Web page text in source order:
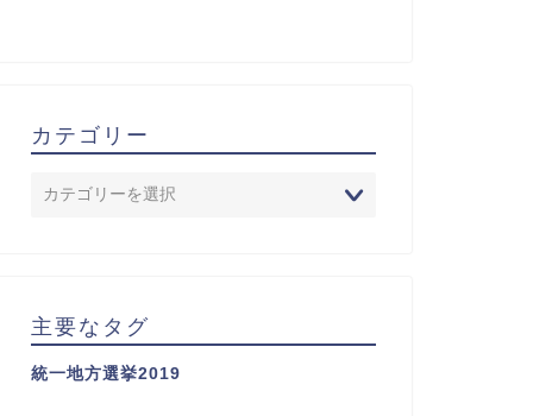
カテゴリー
主要なタグ
統一地方選挙2019